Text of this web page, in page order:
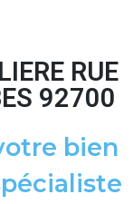
RUE
92700
bien